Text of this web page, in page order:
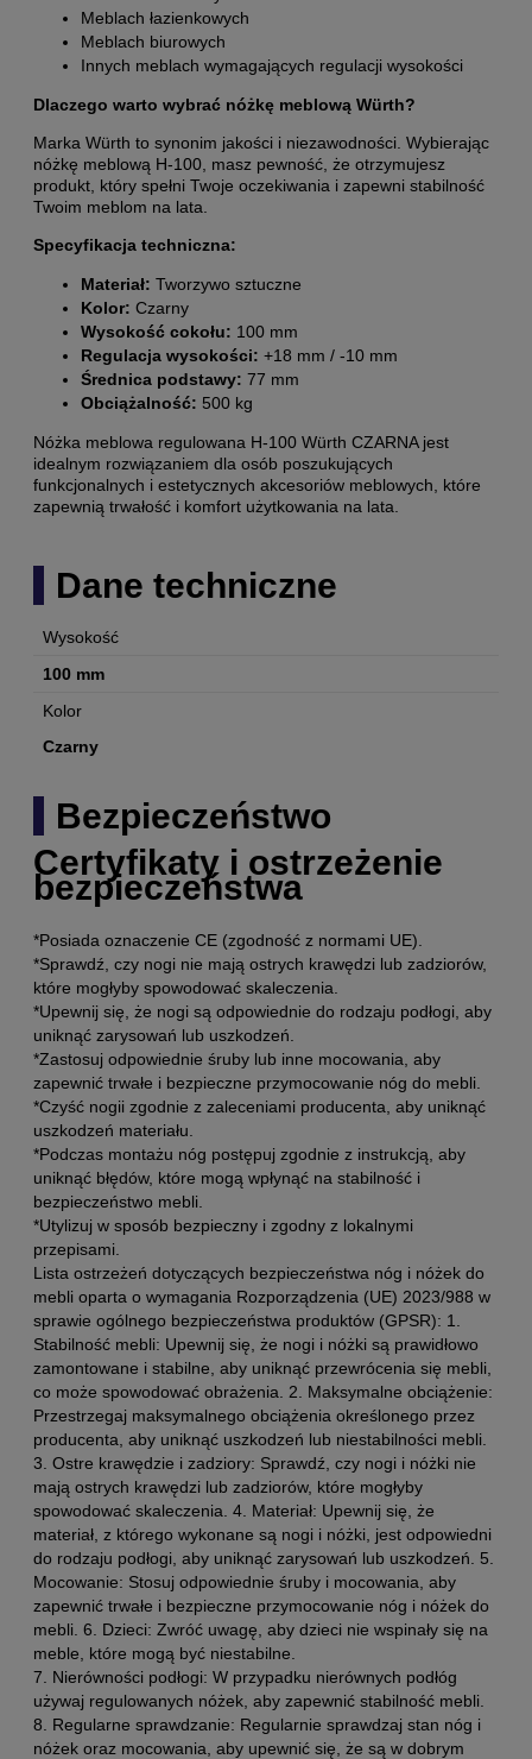
Meblach łazienkowych
Meblach biurowych
Innych meblach wymagających regulacji wysokości
Dlaczego warto wybrać nóżkę meblową Würth?
Marka Würth to synonim jakości i niezawodności. Wybierając
nóżkę meblową H-100, masz pewność, że otrzymujesz
produkt, który spełni Twoje oczekiwania i zapewni stabilność
Twoim meblom na lata.
Specyfikacja techniczna:
Materiał: Tworzywo sztuczne
Kolor: Czarny
Wysokość cokołu: 100 mm
Regulacja wysokości: +18 mm / -10 mm
Średnica podstawy: 77 mm
Obciążalność: 500 kg
Nóżka meblowa regulowana H-100 Würth CZARNA jest
idealnym rozwiązaniem dla osób poszukujących
funkcjonalnych i estetycznych akcesoriów meblowych, które
zapewnią trwałość i komfort użytkowania na lata.
Dane techniczne
Wysokość
100 mm
Kolor
Czarny
Bezpieczeństwo
Certyfikaty i ostrzeżenie
bezpieczeństwa
*Posiada oznaczenie CE (zgodność z normami UE).
*Sprawdź, czy nogi nie mają ostrych krawędzi lub zadziorów,
które mogłyby spowodować skaleczenia.
*Upewnij się, że nogi są odpowiednie do rodzaju podłogi, aby
uniknąć zarysowań lub uszkodzeń.
*Zastosuj odpowiednie śruby lub inne mocowania, aby
zapewnić trwałe i bezpieczne przymocowanie nóg do mebli.
*Czyść nogii zgodnie z zaleceniami producenta, aby uniknąć
uszkodzeń materiału.
*Podczas montażu nóg postępuj zgodnie z instrukcją, aby
uniknąć błędów, które mogą wpłynąć na stabilność i
bezpieczeństwo mebli.
*Utylizuj w sposób bezpieczny i zgodny z lokalnymi
przepisami.
Lista ostrzeżeń dotyczących bezpieczeństwa nóg i nóżek do
mebli oparta o wymagania Rozporządzenia (UE) 2023/988 w
sprawie ogólnego bezpieczeństwa produktów (GPSR): 1.
Stabilność mebli: Upewnij się, że nogi i nóżki są prawidłowo
zamontowane i stabilne, aby uniknąć przewrócenia się mebli,
co może spowodować obrażenia. 2. Maksymalne obciążenie:
Przestrzegaj maksymalnego obciążenia określonego przez
producenta, aby uniknąć uszkodzeń lub niestabilności mebli.
3. Ostre krawędzie i zadziory: Sprawdź, czy nogi i nóżki nie
mają ostrych krawędzi lub zadziorów, które mogłyby
spowodować skaleczenia. 4. Materiał: Upewnij się, że
materiał, z którego wykonane są nogi i nóżki, jest odpowiedni
do rodzaju podłogi, aby uniknąć zarysowań lub uszkodzeń. 5.
Mocowanie: Stosuj odpowiednie śruby i mocowania, aby
zapewnić trwałe i bezpieczne przymocowanie nóg i nóżek do
mebli. 6. Dzieci: Zwróć uwagę, aby dzieci nie wspinały się na
meble, które mogą być niestabilne.
7. Nierówności podłogi: W przypadku nierównych podłóg
używaj regulowanych nóżek, aby zapewnić stabilność mebli.
8. Regularne sprawdzanie: Regularnie sprawdzaj stan nóg i
nóżek oraz mocowania, aby upewnić się, że są w dobrym